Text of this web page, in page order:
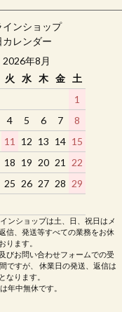
インショップ
カレンダー
2026年8月
火 水 木 金
土
1
4 5 6 7
8
11 12 13 14 15
18 19 20 21
22
25 26 27 28 29
ンショップは土、日、祝日はメ
信、発送等すべての業務をお休
ります。
びお問い合わせフォームでの受
ですが、 休業日の発送、返信は
なります。
年中無休です。